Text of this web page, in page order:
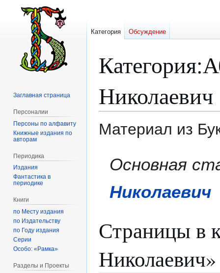
Категория:
Николаевич
Материал из
Основная
Николаевич
Страницы в
Николаевич»
Категория Обсуждение
Заглавная страница
Персоналии
Персоны по алфавиту
Книжные издания по
авторам
Периодика
Издания
Фантастика в
периодике
Книги
по Месту издания
по Издательству
по Году издания
Серии
Особо: «Рамка»
Разделы и Проекты